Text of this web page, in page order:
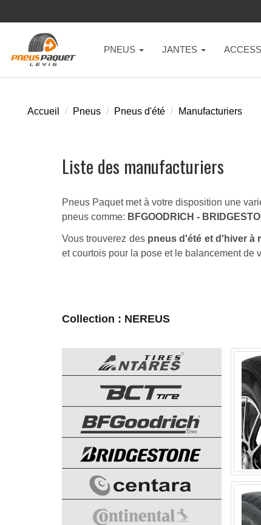
PNEUS JANTES
Accueil Pneus Pneus d'été Manufacturiers
Liste des manufacturiers
Pneus Paquet met à votre disposition une
pneus comme: BFGOODRICH -
Vous trouverez des pneus d'été et d'hiver à
et courtois pour la pose et le balancement de
Collection : NEREUS